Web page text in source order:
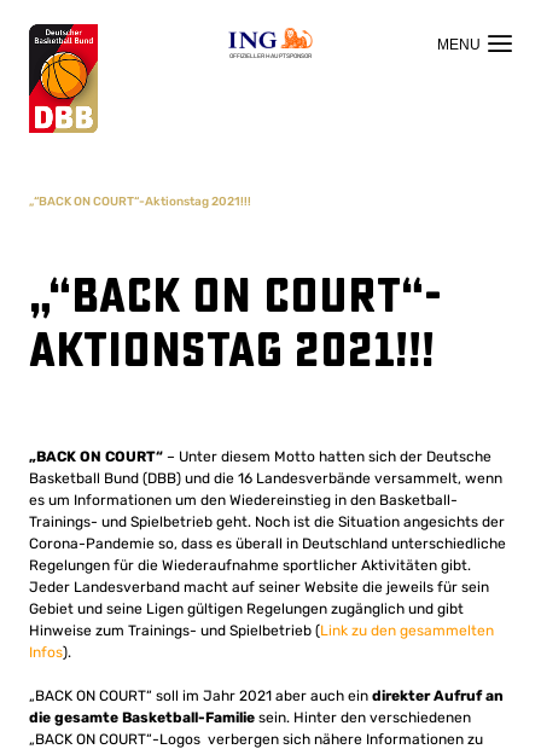
OFFIZIELLER HAUPTSPONSOR
„“BACK ON COURT“-Aktionstag 2021!!!
„“BACK ON COURT“-
Aktionstag 2021!!!
„BACK ON COURT“ – Unter diesem Motto hatten sich der Deutsche
Basketball Bund (DBB) und die 16 Landesverbände versammelt, wenn
es um Informationen um den Wiedereinstieg in den Basketball-
Trainings- und Spielbetrieb geht. Noch ist die Situation angesichts der
Corona-Pandemie so, dass es überall in Deutschland unterschiedliche
Regelungen für die Wiederaufnahme sportlicher Aktivitäten gibt.
Jeder Landesverband macht auf seiner Website die jeweils für sein
Gebiet und seine Ligen gültigen Regelungen zugänglich und gibt
Hinweise zum Trainings- und Spielbetrieb (Link zu den gesammelten
Infos).
„BACK ON COURT“ soll im Jahr 2021 aber auch ein direkter Aufruf an
die gesamte Basketball-Familie sein. Hinter den verschiedenen
„BACK ON COURT“-Logos verbergen sich nähere Informationen zu